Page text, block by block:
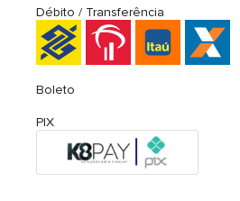
Débito / Transferência
Boleto
PIX